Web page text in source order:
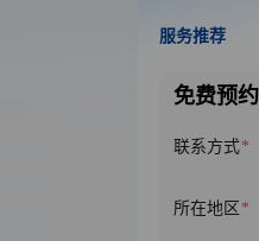
服务推荐
免费预
联系方式
所在地区